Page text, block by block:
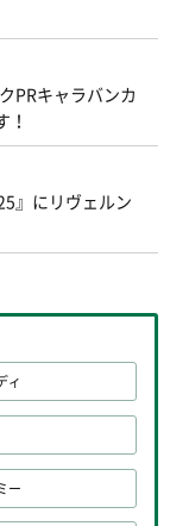
PRキャラバンカ
』にリヴェルン
ィ
ー